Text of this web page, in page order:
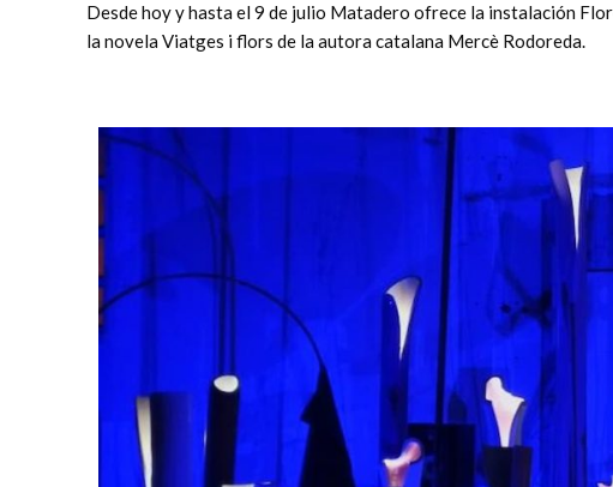
Desde hoy y hasta el 9 de julio Matadero ofrece la instalación
la novela Viatges i flors de la autora catalana Mercè Rodoreda.